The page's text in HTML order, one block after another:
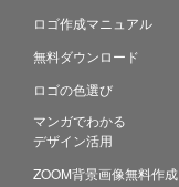
ロゴ作成マニュアル
無料ダウンロード
ロゴの色選び
マンガでわかる
デザイン活用
ZOOM背景画像無料作成